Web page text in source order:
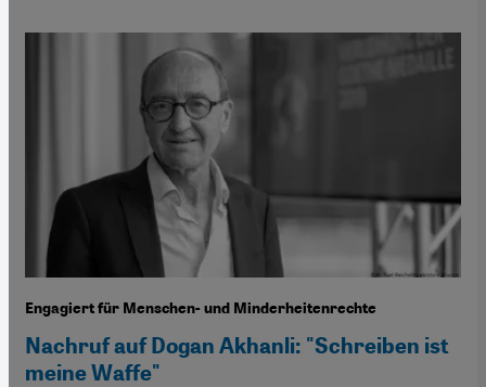
Engagiert für Menschen- und Minderheitenrechte
Nachruf auf Dogan Akhanli: "Schreiben ist
meine Waffe"